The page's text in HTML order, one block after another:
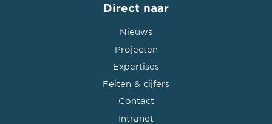
Direct naar
Nieuws
Projecten
Expertises
Feiten & cijfers
Contact
Intranet